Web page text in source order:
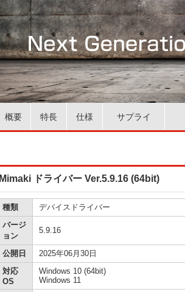
概要 特長 仕様 サプライ
Mimaki ドライバー Ver.5.9.16 (64bit)
種類
デバイスドライバー
バージ
ョン
5.9.16
公開日
2025年06月30日
対応
OS
Windows 10 (64bit)
Windows 11